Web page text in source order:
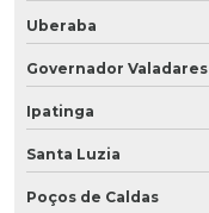
Uberaba
Governador Valadares
Ipatinga
Santa Luzia
Poços de Caldas